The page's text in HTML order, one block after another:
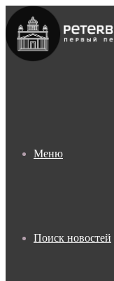
Меню
Поиск новостей